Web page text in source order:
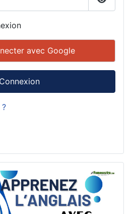
avec Google
Connexion